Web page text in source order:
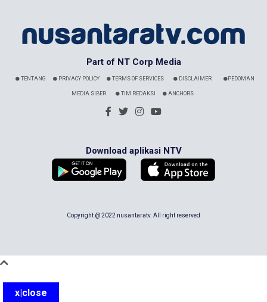
Part of NT Corp Media
TENTANG PRIVACY POLICY TERMS OF SERVICES DISCLAIMER PEDOMAN
MEDIA SIBER TIM REDAKSI ANCHORS
Download aplikasi NTV
Copyright @ 2022 nusantaratv. All right reserved
x|close